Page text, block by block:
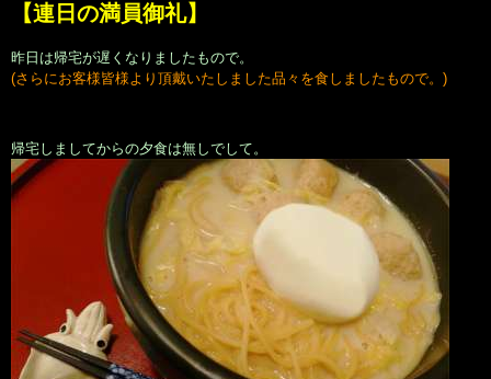
【連日の満員御礼】
昨日は帰宅が遅くなりましたもので。
(さらにお客様皆様より頂戴いたしました品々を食しましたもので。)
帰宅しましてからの夕食は無しでして。